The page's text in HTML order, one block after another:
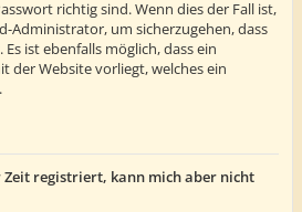
richtig sind. Wenn dies der Fall ist,
Administrator, um sicherzugehen, dass
ist ebenfalls möglich, dass ein
der Website vorliegt, welches ein
Zeit registriert, kann mich aber nicht